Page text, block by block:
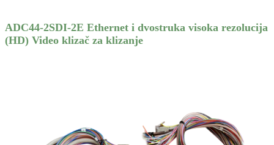
ADC44-2SDI-2E Ethernet i dvostruka visoka rezolucija
(HD) Video klizač za klizanje